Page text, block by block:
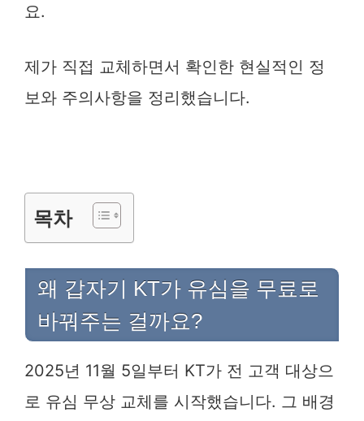
요.
제가 직접 교체하면서 확인한 현실적인 정
보와 주의사항을 정리했습니다.
목차
왜 갑자기 KT가 유심을 무료로
바꿔주는 걸까요?
2025년 11월 5일부터 KT가 전 고객 대상으
로 유심 무상 교체를 시작했습니다. 그 배경